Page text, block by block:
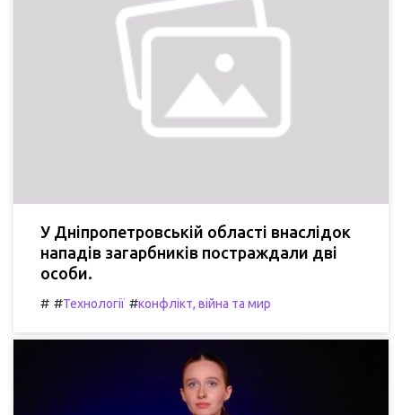
У Дніпропетровській області внаслідок
нападів загарбників постраждали дві
особи.
# #Технології #конфлікт, війна та мир